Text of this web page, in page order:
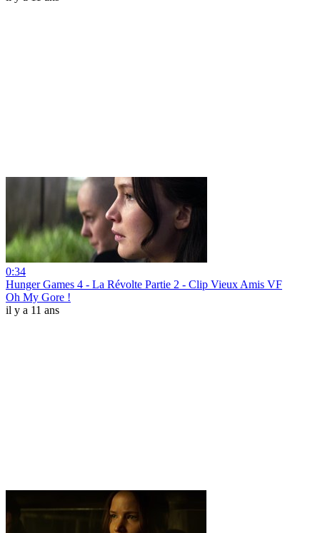
0:34
Hunger Games 4 - La Révolte Partie 2 - Clip Vieux Amis VF
Oh My Gore !
il y a 11 ans